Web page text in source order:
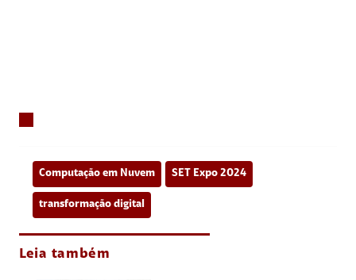
Computação em Nuvem SET Expo 2024
transformação digital
Leia também